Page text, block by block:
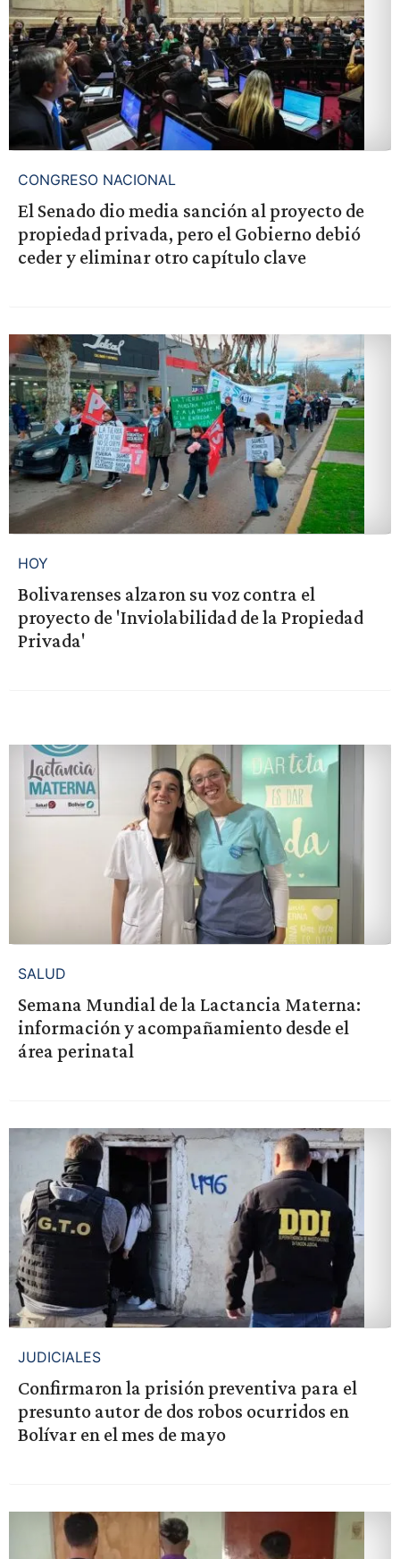
CONGRESO NACIONAL
El Senado dio media sanción al proyecto de
propiedad privada, pero el Gobierno debió
ceder y eliminar otro capítulo clave
HOY
Bolivarenses alzaron su voz contra el
proyecto de 'Inviolabilidad de la Propiedad
Privada'
SALUD
Semana Mundial de la Lactancia Materna:
información y acompañamiento desde el
área perinatal
JUDICIALES
Confirmaron la prisión preventiva para el
presunto autor de dos robos ocurridos en
Bolívar en el mes de mayo